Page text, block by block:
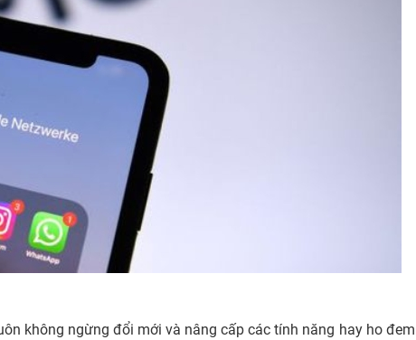
không ngừng đổi mới và nâng cấp các tính năng hay ho đem